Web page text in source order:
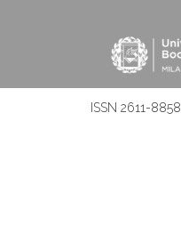
ISSN 2611-8858